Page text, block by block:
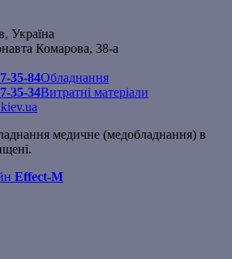
Україна
Комарова, 38-а
35-84Обладнання
35-34Витратні матеріали
медичне (медобладнання) в
Effect-M